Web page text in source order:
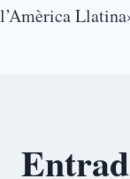
l’Amèrica